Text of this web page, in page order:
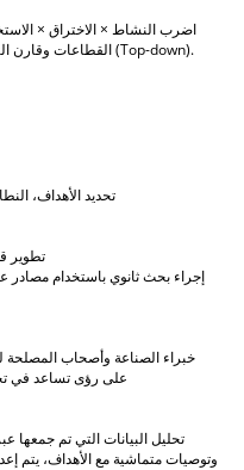
اضرب النشاط × الاختراق ×
القطاعات وقارن النتائج مع معايير الصناعة أو تقديرات النهج التنازلي (Top-down).
تحديد الأهداف،
تطوير
إجراء بحث ثانوي باستخدام مصادر
على رؤى تساعد في
تحليل البيانات التي تم جمعها
وتوصيات متماشية مع الأهداف، يتم